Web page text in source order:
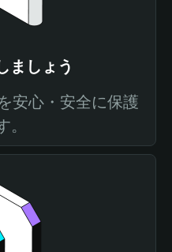
ましょう
安心・安全に保護
。